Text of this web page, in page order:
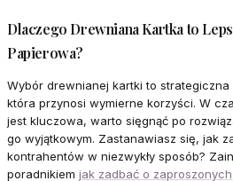
Dlaczego Drewniana Kartka to
Papierowa?
Wybór drewnianej kartki to
która przynosi wymierne korzyści. W
jest kluczowa, warto sięgnąć po
go wyjątkowym. Zastanawiasz się, jak
kontrahentów w niezwykły sposób?
poradnikiem jak zadbać o